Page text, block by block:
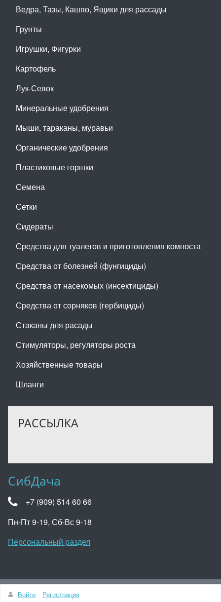
Ведра, Тазы, Кашпо, Ящики для рассады
Грунты
Игрушки, Фигурки
Картофель
Лук-Севок
Минеральные удобрения
Мыши, тараканы, муравьи
Органические удобрения
Пластиковые горшки
Семена
Сетки
Сидераты
Средства для туалетов и приготовления компоста
Средства от болезней (фунгициды)
Средства от насекомых (инсектициды)
Средства от сорняков (гербициды)
Стаканы для расады
Стимуляторы, регуляторы роста
Хозяйственные товары
Шланги
РАССЫЛКА
СибДача
+7 (909) 514 60 66
Пн-Пт 9-19, Сб-Вс 9-18
Персональный раздел
Войти
Регистрация